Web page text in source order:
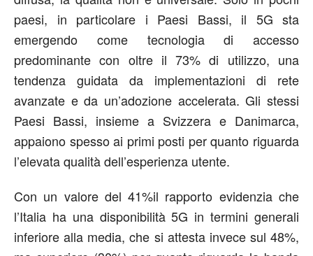
paesi, in particolare i Paesi Bassi, il 5G sta
emergendo come tecnologia di accesso
predominante con oltre il 73% di utilizzo, una
tendenza guidata da implementazioni di rete
avanzate e da un’adozione accelerata. Gli stessi
Paesi Bassi, insieme a Svizzera e Danimarca,
appaiono spesso ai primi posti per quanto riguarda
l’elevata qualità dell’esperienza utente.
Con un valore del 41%il rapporto evidenzia che
l’Italia ha una disponibilità 5G in termini generali
inferiore alla media, che si attesta invece sul 48%,